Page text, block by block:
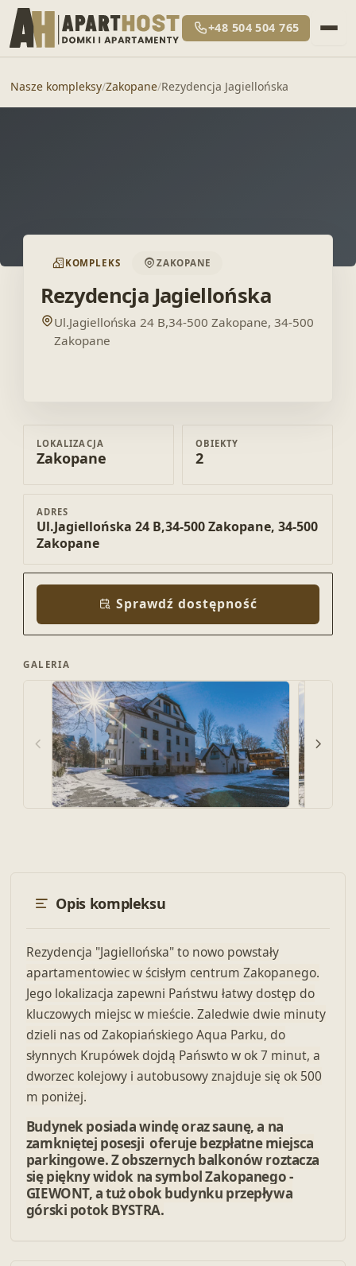
+48 504 504 765
Nasze kompleksy/Zakopane/Rezydencja Jagiellońska
KOMPLEKS ZAKOPANE
Rezydencja Jagiellońska
Ul.Jagiellońska 24 B,34-500 Zakopane, 34-500
Zakopane
LOKALIZACJA
Zakopane
OBIEKTY
2
ADRES
Ul.Jagiellońska 24 B,34-500 Zakopane, 34-500
Zakopane
Sprawdź dostępność
GALERIA
Opis kompleksu
Rezydencja "Jagiellońska" to nowo powstały
apartamentowiec w ścisłym centrum Zakopanego.
Jego lokalizacja zapewni Państwu łatwy dostęp do
kluczowych miejsc w mieście. Zaledwie dwie minuty
dzieli nas od Zakopiańskiego Aqua Parku, do
słynnych Krupówek dojdą Pańswto w ok 7 minut, a
dworzec kolejowy i autobusowy znajduje się ok 500
m poniżej.
Budynek posiada windę oraz saunę, a na
zamkniętej posesji oferuje bezpłatne miejsca
parkingowe. Z obszernych balkonów roztacza
się piękny widok na symbol Zakopanego -
GIEWONT, a tuż obok budynku przepływa
górski potok BYSTRA.